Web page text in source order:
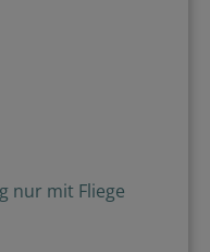
nur mit Fliege